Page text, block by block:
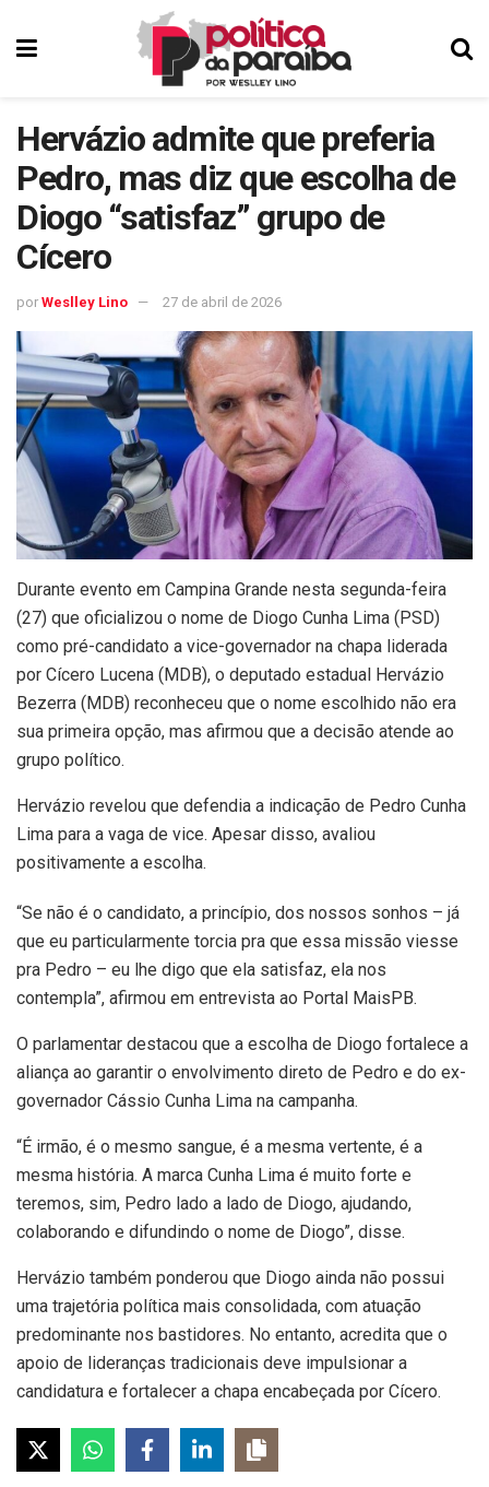
Hervázio admite que preferia
Pedro, mas diz que escolha de
Diogo “satisfaz” grupo de
Cícero
por Weslley Lino 27 de abril de 2026
Durante evento em Campina Grande nesta segunda-feira
(27) que oficializou o nome de Diogo Cunha Lima (PSD)
como pré-candidato a vice-governador na chapa liderada
por Cícero Lucena (MDB), o deputado estadual Hervázio
Bezerra (MDB) reconheceu que o nome escolhido não era
sua primeira opção, mas afirmou que a decisão atende ao
grupo político.
Hervázio revelou que defendia a indicação de Pedro Cunha
Lima para a vaga de vice. Apesar disso, avaliou
positivamente a escolha.
“Se não é o candidato, a princípio, dos nossos sonhos – já
que eu particularmente torcia pra que essa missão viesse
pra Pedro – eu lhe digo que ela satisfaz, ela nos
contempla”, afirmou em entrevista ao Portal MaisPB.
O parlamentar destacou que a escolha de Diogo fortalece a
aliança ao garantir o envolvimento direto de Pedro e do ex-
governador Cássio Cunha Lima na campanha.
“É irmão, é o mesmo sangue, é a mesma vertente, é a
mesma história. A marca Cunha Lima é muito forte e
teremos, sim, Pedro lado a lado de Diogo, ajudando,
colaborando e difundindo o nome de Diogo”, disse.
Hervázio também ponderou que Diogo ainda não possui
uma trajetória política mais consolidada, com atuação
predominante nos bastidores. No entanto, acredita que o
apoio de lideranças tradicionais deve impulsionar a
candidatura e fortalecer a chapa encabeçada por Cícero.